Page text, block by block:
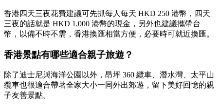
香港四天三夜花費建議可先抓每人每天 HKD 250 港幣，四天
三夜的話就是 HKD 1,000 港幣的現金，另外也建議攜帶台
幣，以備不時不需，香港換匯相當方便，必要時可就近換匯。
香港景點有哪些適合親子旅遊？
除了迪士尼與海洋公園以外，昂坪 360 纜車、潛水灣、太平山
纜車也很適合帶著全家大小一同外出郊遊，留下美好回憶的親
子友善景點。